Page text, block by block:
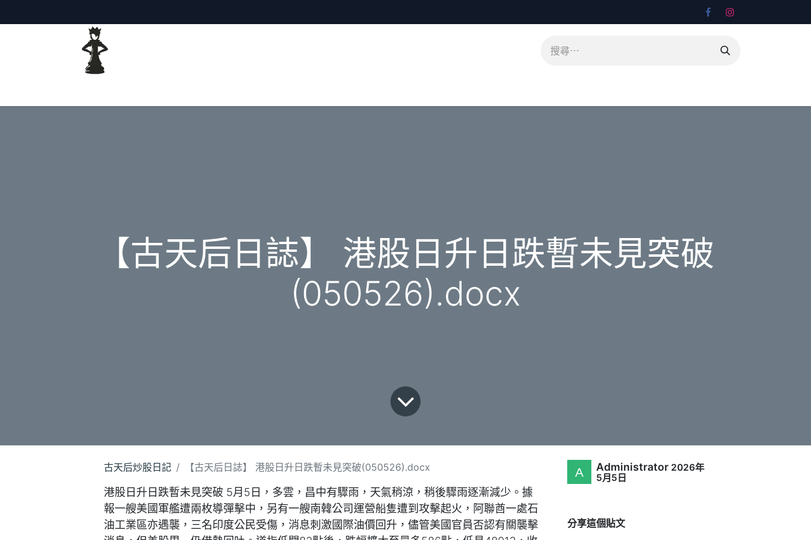
【古天后日誌】 港股日升日跌暫未見突破
(050526).docx
古天后炒股日記 【古天后日誌】 港股日升日跌暫未見突破(050526).docx
港股日升日跌暫未見突破 5月5日，多雲，昌中有驟雨，天氣稍涼，稍後驟雨逐漸減少。據
報一艘美國軍艦遭兩枚導彈擊中，另有一艘南韓公司運營船隻遭到攻擊起火，阿聯酋一處石
油工業區亦遇襲，三名印度公民受傷，消息刺激國際油價回升，儘管美國官員否認有關襲擊
Administrator 2026年
5月5日
分享這個貼文